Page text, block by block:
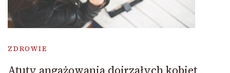
ZDROWIE